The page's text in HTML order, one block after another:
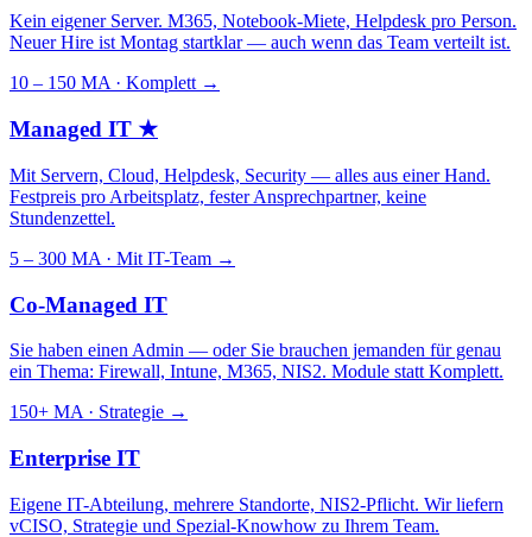
Kein eigener Server. M365, Notebook-Miete, Helpdesk pro Person.
Neuer Hire ist Montag startklar — auch wenn das Team verteilt ist.
10 – 150 MA · Komplett →
Managed IT ★
Mit Servern, Cloud, Helpdesk, Security — alles aus einer Hand.
Festpreis pro Arbeitsplatz, fester Ansprechpartner, keine
Stundenzettel.
5 – 300 MA · Mit IT-Team →
Co-Managed IT
Sie haben einen Admin — oder Sie brauchen jemanden für genau
ein Thema: Firewall, Intune, M365, NIS2. Module statt Komplett.
150+ MA · Strategie →
Enterprise IT
Eigene IT-Abteilung, mehrere Standorte, NIS2-Pflicht. Wir liefern
vCISO, Strategie und Spezial-Knowhow zu Ihrem Team.